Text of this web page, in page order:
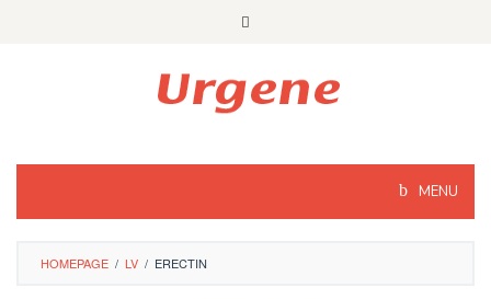
MENU
HOMEPAGE / LV / ERECTIN